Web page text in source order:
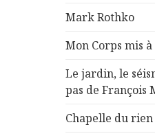
Mark Rothko
Mon Corps mis
Le jardin, le
pas de François
Chapelle du rien